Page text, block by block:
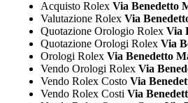
Acquisto Rolex Via Benedetto
Valutazione Rolex Via
Quotazione Orologio Rolex Via
Quotazione Orologi Rolex Via
Orologi Rolex Via Benedetto
Vendo Orologi Rolex Via
Vendo Rolex Costo Via
Vendo Rolex Costi Via